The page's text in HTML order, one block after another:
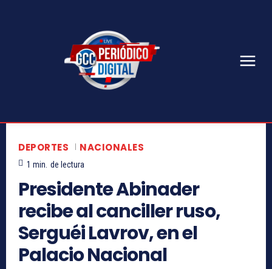
DEPORTES NACIONALES
1 min. de lectura
Presidente Abinader
recibe al canciller ruso,
Serguéi Lavrov, en el
Palacio Nacional